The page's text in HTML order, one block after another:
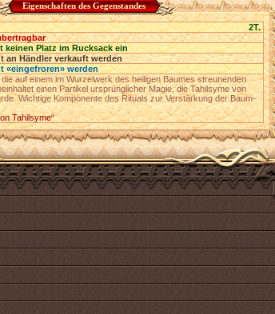
Eigenschaften des Gegenstandes
2T.
keinen Platz im Rucksack ein
an Händler verkauft werden
«eingefroren» werden
auf einem im Wurzelwerk des heiligen Baumes streunenden
einen Partikel ursprünglicher Magie, die Tahilsyme von
Wichtige Komponente des Rituals zur Verstärkung der Baum-
Tahilsyme“